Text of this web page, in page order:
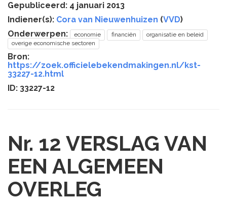
Gepubliceerd: 4 januari 2013
Indiener(s): Cora van Nieuwenhuizen (VVD)
Onderwerpen:
economie financiën
organisatie en beleid
overige economische sectoren
Bron:
https://zoek.officielebekendmakingen.nl/kst-
33227-12.html
ID: 33227-12
Nr. 12 VERSLAG VAN
EEN ALGEMEEN
OVERLEG